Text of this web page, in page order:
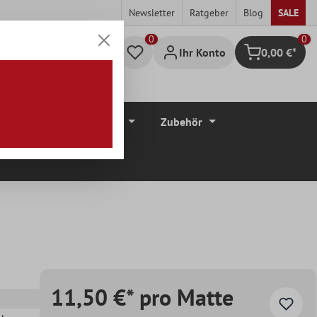
Newsletter Ratgeber Blog SALE
Ihr Konto Warenkorb
0
0,00 €*
Zubehör
11,50 €* pro Matte